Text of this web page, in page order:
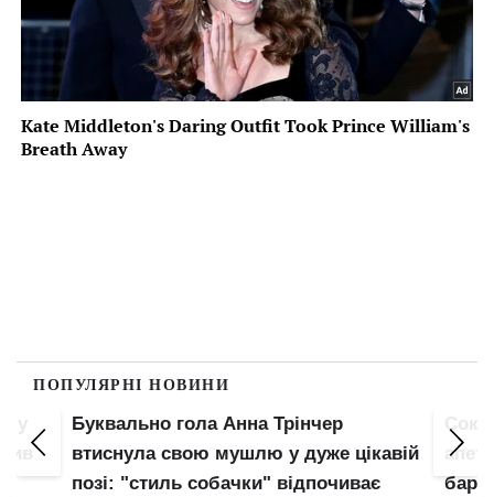
ПОПУЛЯРНІ НОВИНИ
Буквально гола Анна Трінчер
втиснула свою мушлю у дуже цікавій
позі: "стиль собачки" відпочиває